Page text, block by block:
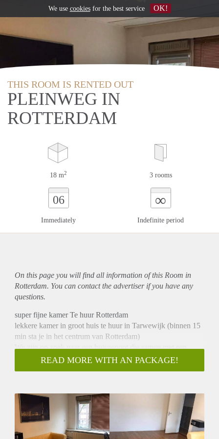
THIS ROOM IS RENTED OUT
PLEINWEG IN
ROTTERDAM
18 m2 3 rooms
06
Immediately
∞
Indefinite period
On this page you will find all information of this Room in
Rotterdam. You can contact the advertiser if you have any
questions.
super fijne kamer Te huur Rotterdam
lekkere kamer in groot huis te huur in Tarwewijk (binnen 15
min sta je in het centrum van Rotterdam)
We zijn op zoek naar een huisgenoot die samen met een
ander een verdieping deelt van 75 m2 met twee grote
slaapkamers (21m2). OP de verdieping zijn twee balkons,
wifi, drie zonnige balkons, cv-combiketel, een nette vloer,
dubbelglas, kunststof kozijnen, een wasmachine, droger,
gasfornuis, een ijskast, vriezer, afzuigkap, oven en een
vernieuwde vaatwasser.
READ MORE WITH AN PACKAGE!
We use cookiesfor the best service OK!